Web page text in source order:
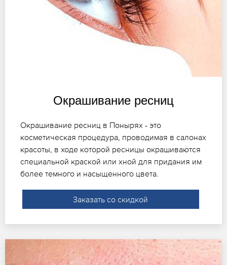
Окрашивание ресниц
Окрашивание ресниц в Понырях - это
косметическая процедура, проводимая в салонах
красоты, в ходе которой ресницы окрашиваются
специальной краской или хной для придания им
более темного и насыщенного цвета.
Заказать со скидкой